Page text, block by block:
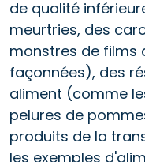
de qualité
meurtries, des
monstres de films
façonnées), des
aliment (comme
pelures de
produits de la
les exemples